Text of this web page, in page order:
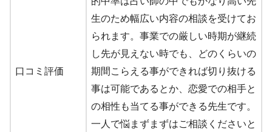
口コミ評価
生のため幅広い内容の相談を受けてお
られます。事業での厳しい時期が継続
し先が見えない時でも、どのくらいの
期間こらえる事ができれば切り抜ける
事は可能であるとか、恋愛での相手と
の相性も当てる事ができる先生です。
一人で悩まずまずはご相談くださいと